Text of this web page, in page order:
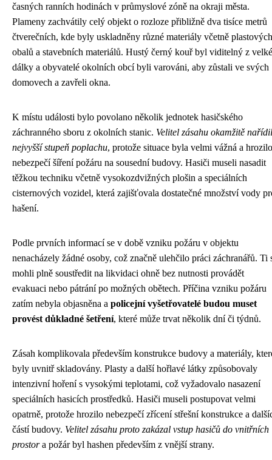
časných ranních hodinách v průmyslové zóně na okraji města.
Plameny zachvátily celý objekt o rozloze přibližně dva tisíce metrů
čtverečních, kde byly uskladněny různé materiály včetně plastových
obalů a stavebních materiálů. Hustý černý kouř byl viditelný z velké
dálky a obyvatelé okolních obcí byli varováni, aby zůstali ve svých
domovech a zavřeli okna.
K místu události bylo povolano několik jednotek hasičského
záchranného sboru z okolních stanic. Velitel zásahu okamžitě nařídil
nejvyšší stupeň poplachu, protože situace byla velmi vážná a hrozilo
nebezpečí šíření požáru na sousední budovy. Hasiči museli nasadit
těžkou techniku včetně vysokozdvižných plošin a speciálních
cisternových vozidel, která zajišťovala dostatečné množství vody
hašení.
Podle prvních informací se v době vzniku požáru v objektu
nenacházely žádné osoby, což značně ulehčilo práci záchranářů. Ti
mohli plně soustředit na likvidaci ohně bez nutnosti provádět
evakuaci nebo pátrání po možných obětech. Příčina vzniku požáru
zatím nebyla objasněna a policejní vyšetřovatelé budou muset
provést důkladné šetření, které může trvat několik dní či týdnů.
Zásah komplikovala především konstrukce budovy a materiály,
byly uvnitř skladovány. Plasty a další hořlavé látky způsobovaly
intenzivní hoření s vysokými teplotami, což vyžadovalo nasazení
speciálních hasicích prostředků. Hasiči museli postupovat velmi
opatrně, protože hrozilo nebezpečí zřícení střešní konstrukce a
částí budovy. Velitel zásahu proto zakázal vstup hasičů do vnitřních
prostora požár byl hashen především z vnější strany.